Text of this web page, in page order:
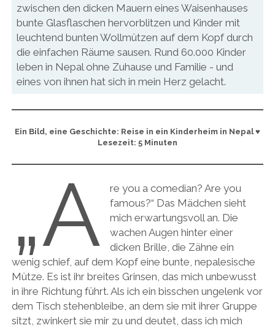
zwischen den dicken Mauern eines Waisenhauses
bunte Glasflaschen hervorblitzen und Kinder mit
leuchtend bunten Wollmützen auf dem Kopf durch
die einfachen Räume sausen. Rund 60.000 Kinder
leben in Nepal ohne Zuhause und Familie - und
eines von ihnen hat sich in mein Herz gelacht.
Ein Bild, eine Geschichte: Reise in ein Kinderheim in Nepal ♥
Lesezeit: 5 Minuten
„A
re you a comedian? Are you
famous?“ Das Mädchen sieht
mich erwartungsvoll an. Die
wachen Augen hinter einer
dicken Brille, die Zähne ein
wenig schief, auf dem Kopf eine bunte, nepalesische
Mütze. Es ist ihr breites Grinsen, das mich unbewusst
in ihre Richtung führt. Als ich ein bisschen ungelenk vor
dem Tisch stehenbleibe, an dem sie mit ihrer Gruppe
sitzt, zwinkert sie mir zu und deutet, dass ich mich